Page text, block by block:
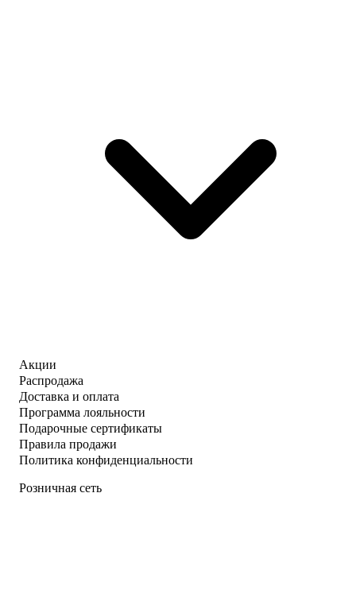
Акции
Распродажа
Доставка и оплата
Программа лояльности
Подарочные сертификаты
Правила продажи
Политика конфиденциальности
Розничная сеть